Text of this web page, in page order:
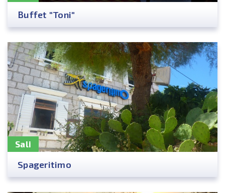
Buffet "Toni"
Sali
Spageritimo